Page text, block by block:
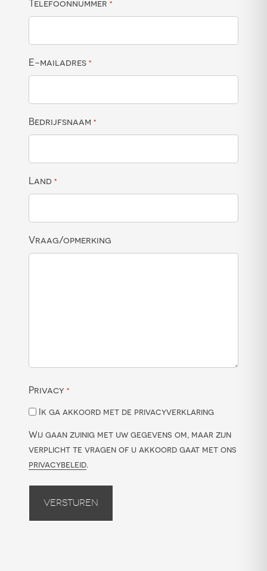
Telefoonnummer *
E-mailadres *
Bedrijfsnaam *
Land *
Vraag/opmerking
Privacy *
Ik ga akkoord met de privacyverklaring
Wij gaan zuinig met uw gegevens om, maar zijn
verplicht te vragen of u akkoord gaat met ons
privacybeleid.
Versturen